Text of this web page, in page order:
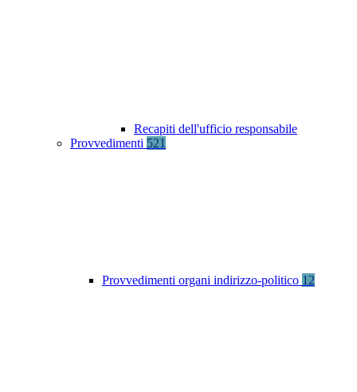
Recapiti dell'ufficio responsabile
Provvedimenti 521
Provvedimenti organi indirizzo-politico 12